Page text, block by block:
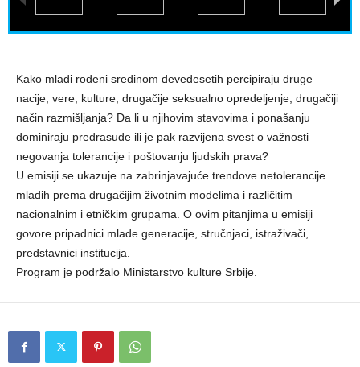
Kako mladi rođeni sredinom devedesetih percipiraju druge
nacije, vere, kulture, drugačije seksualno opredeljenje, drugačiji
način razmišljanja? Da li u njihovim stavovima i ponašanju
dominiraju predrasude ili je pak razvijena svest o važnosti
negovanja tolerancije i poštovanju ljudskih prava?
U emisiji se ukazuje na zabrinjavajuće trendove netolerancije
mladih prema drugačijim životnim modelima i različitim
nacionalnim i etničkim grupama. O ovim pitanjima u emisiji
govore pripadnici mlade generacije, stručnjaci, istraživači,
predstavnici institucija.
Program je podržalo Ministarstvo kulture Srbije.